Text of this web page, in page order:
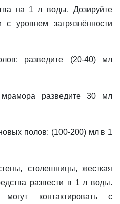
на 1 л воды. Дозируйте
с уровнем загрязнённости
разведите (20-40) мл
разведите 30 мл
полов: (100-200) мл в 1
столешницы, жесткая
развести в 1 л воды.
контактировать с